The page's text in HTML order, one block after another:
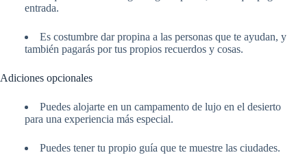
entrada.
Es costumbre dar propina a las personas que te ayudan, y
también pagarás por tus propios recuerdos y cosas.
Adiciones opcionales
Puedes alojarte en un campamento de lujo en el desierto
para una experiencia más especial.
Puedes tener tu propio guía que te muestre las ciudades.